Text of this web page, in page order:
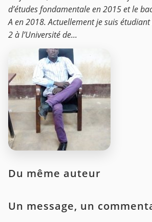
d’études fondamentale en 2015 et le
A en 2018. Actuellement je suis
2 à l’Université de...
Du même auteur
Un message, un